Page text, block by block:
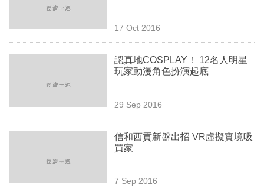
17 Oct 2016
認真地COSPLAY！ 12名人明星
玩家動漫角色扮演起底
29 Sep 2016
信和西貢新盤出招 VR虛擬實境吸
買家
7 Sep 2016